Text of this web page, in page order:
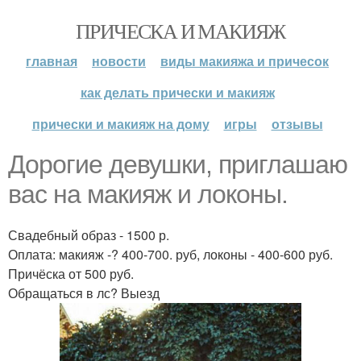
ПРИЧЕСКА И МАКИЯЖ
главная новости
виды макияжа и причесок
как делать прически и макияж
прически и макияж на дому
игры отзывы
Дорогие девушки, приглашаю
вас на макияж и локоны.
Свадебный образ - 1500 р.
Оплата: макияж -? 400-700. руб, локоны - 400-600 руб.
Причёска от 500 руб.
Обращаться в лс? Выезд